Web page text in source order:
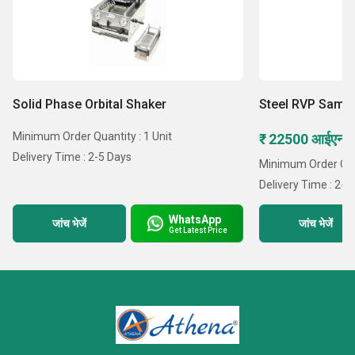
Solid Phase Orbital Shaker
Minimum Order Quantity : 1 Unit
Delivery Time : 2-5 Days
जांच भेजें WhatsApp
Get Latest Price
Steel RVP
₹ 22500
Minimum Order
Delivery Time : 2-5
जांच भेजें